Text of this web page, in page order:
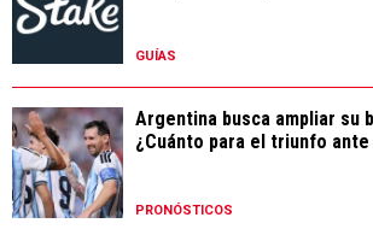
GUÍAS
Argentina busca ampliar su
¿Cuánto para el triunfo
PRONÓSTICOS